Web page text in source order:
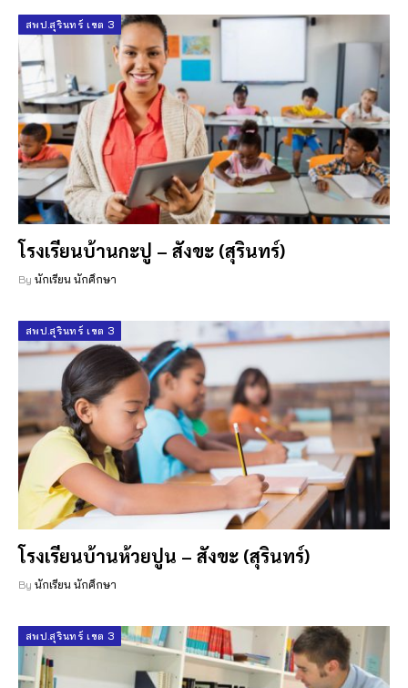
สพป.สุรินทร์ เขต 3
โรงเรียนบ้านกะปู – สังขะ (สุรินทร์)
By นักเรียน นักศึกษา
สพป.สุรินทร์ เขต 3
โรงเรียนบ้านห้วยปูน – สังขะ (สุรินทร์)
By นักเรียน นักศึกษา
สพป.สุรินทร์ เขต 3